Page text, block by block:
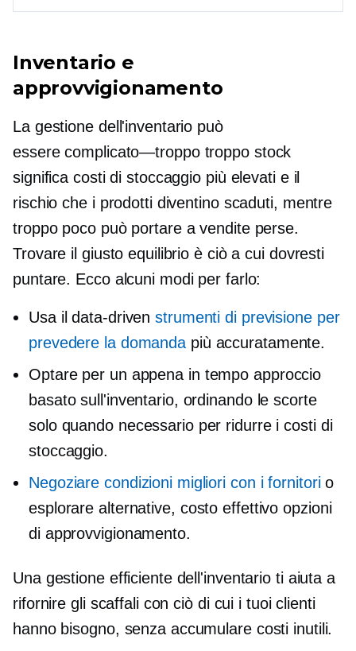
Inventario e
approvvigionamento
La gestione dell'inventario può
esserecomplicato—troppotroppo stock
significa costi di stoccaggio più elevati e il
rischio che i prodotti diventino scaduti, mentre
troppo poco può portare a vendite perse.
Trovare il giusto equilibrio è ciò a cui dovresti
puntare. Ecco alcuni modi per farlo:
Usa ildata-driven strumenti di previsione per
prevedere la domandapiù accuratamente.
Optare per un appena in tempo approccio
basato sull'inventario, ordinando le scorte
solo quando necessario per ridurre i costi di
stoccaggio.
Negoziare condizioni migliori con i fornitorio
esplorare alternative, costo effettivo opzioni
di approvvigionamento.
Una gestione efficiente dell'inventario ti aiuta a
rifornire gli scaffali con ciò di cui i tuoi clienti
hanno bisogno, senza accumulare costi inutili.